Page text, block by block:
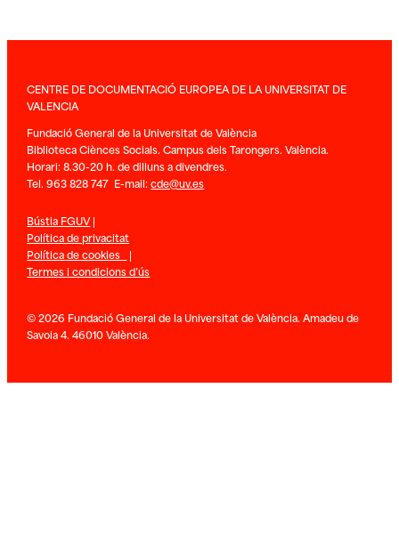
CENTRE DE DOCUMENTACIÓ EUROPEA DE LA UNIVERSITAT DE
VALENCIA
Fundació General de la Universitat de València
Biblioteca Ciènces Socials. Campus dels Tarongers. València.
Horari: 8.30-20 h. de dilluns a divendres.
Tel. 963 828 747 E-mail:cde@uv.es
Bústia FGUV|
Política de privacitat
Política de cookies |
Termes i condicions d’ús
© 2026 Fundació General de la Universitat de València. Amadeu de
Savoia 4. 46010 València.